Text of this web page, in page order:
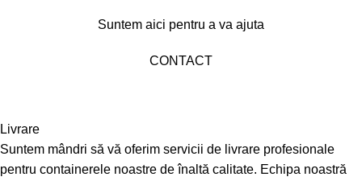
Suntem aici pentru a va ajuta
CONTACT
Livrare
Suntem mândri să vă oferim servicii de livrare profesionale
pentru containerele noastre de înaltă calitate. Echipa noastră